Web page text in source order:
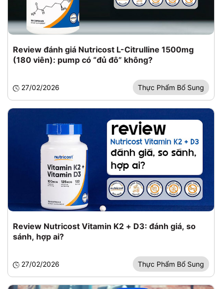
Review đánh giá Nutricost L-Citrulline 1500mg
(180 viên): pump có “đủ đô” không?
27/02/2026 Thực Phẩm Bổ Sung
Review Nutricost Vitamin K2 + D3: đánh giá, so
sánh, hợp ai?
27/02/2026 Thực Phẩm Bổ Sung